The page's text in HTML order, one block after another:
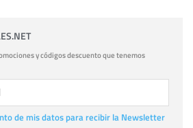
y códigos descuento que tenemos
de mis datos para recibir la Newsletter